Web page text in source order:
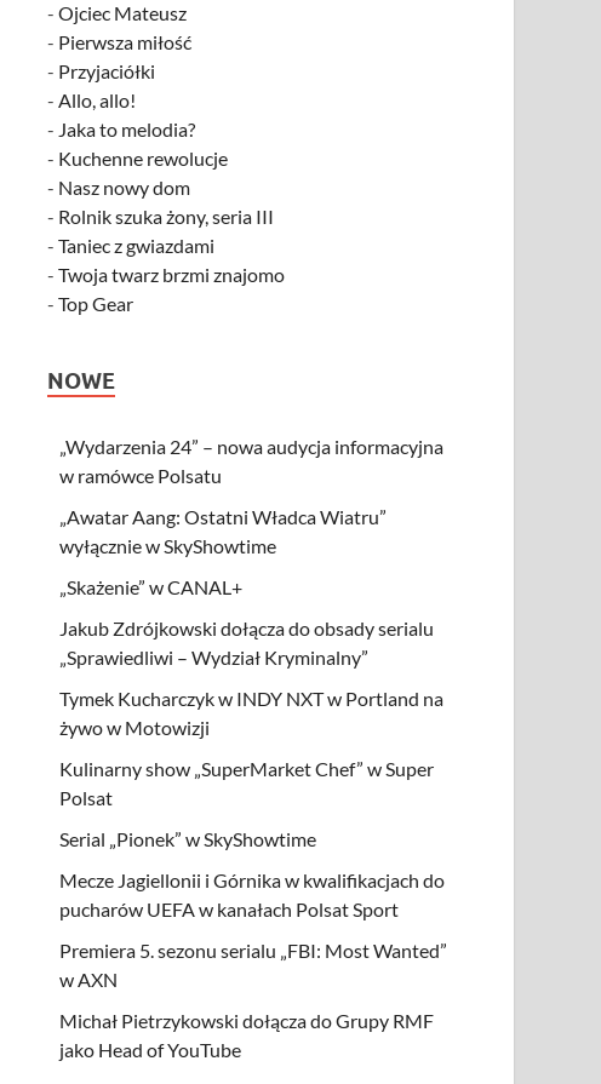
-Ojciec Mateusz
- Pierwsza miłość
- Przyjaciółki
-Allo, allo!
- Jaka to melodia?
- Kuchenne rewolucje
- Nasz nowy dom
- Rolnik szuka żony, seria III
-Taniec z gwiazdami
-Twoja twarz brzmi znajomo
-Top Gear
NOWE
„Wydarzenia 24” – nowa audycja informacyjna
w ramówce Polsatu
„Awatar Aang: Ostatni Władca Wiatru”
wyłącznie w SkyShowtime
„Skażenie” w CANAL+
Jakub Zdrójkowski dołącza do obsady serialu
„Sprawiedliwi – Wydział Kryminalny”
Tymek Kucharczyk w INDY NXT w Portland na
żywo w Motowizji
Kulinarny show „SuperMarket Chef” w Super
Polsat
Serial „Pionek” w SkyShowtime
Mecze Jagiellonii i Górnika w kwalifikacjach do
pucharów UEFA w kanałach Polsat Sport
Premiera 5. sezonu serialu „FBI: Most Wanted”
w AXN
Michał Pietrzykowski dołącza do Grupy RMF
jako Head of YouTube